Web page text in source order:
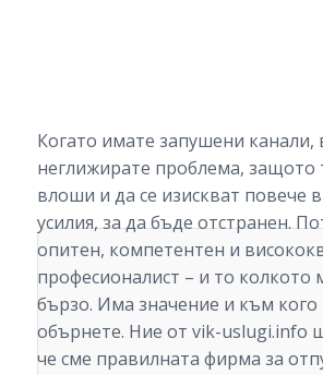
Когато имате запушени канали,
неглижирате проблема, защото
влоши и да се изискват повече
усилия, за да бъде отстранен.
опитен, компетентен и
професионалист – и то колкото
бързо. Има значение и към кого
обърнете. Ние от vik-uslugi.info
че сме правилната фирма за